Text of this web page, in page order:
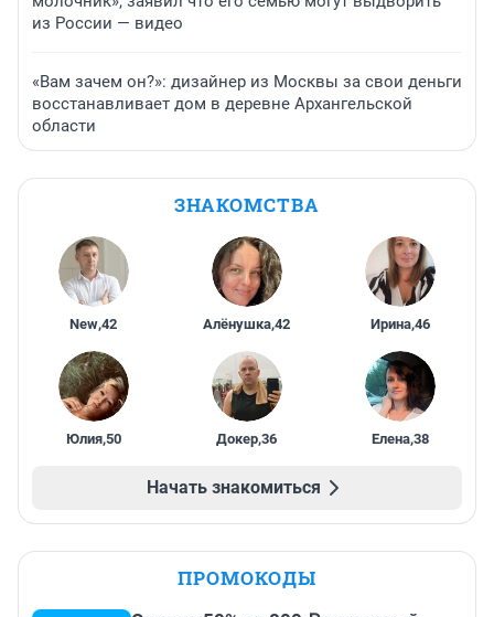
из России — видео
«Вам зачем он?»: дизайнер из Москвы за свои деньги
восстанавливает дом в деревне Архангельской
области
ЗНАКОМСТВА
New,42 Алёнушка,42 Ирина,46
Юлия,50 Докер,36 Елена,38
Начать знакомиться
ПРОМОКОДЫ